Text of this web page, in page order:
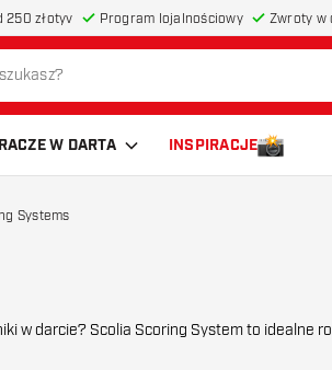
250 złotyv Program lojalnościowy Zwroty w
W DARTA INSPIRACJE
Systems
liczenie punktów inteligentnym i